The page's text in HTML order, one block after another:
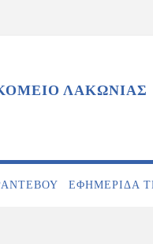
ΛΑΚΩΝΙΑΣ
ΕΦΗΜΕΡΊΔΑ